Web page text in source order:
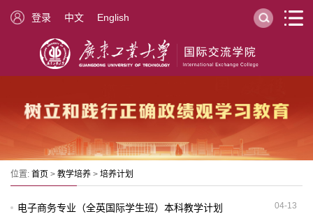
登录 中文 English
位置: 首页 > 教学培养 > 培养计划
电子商务专业（全英国际学生班）本科教学计划 04-13